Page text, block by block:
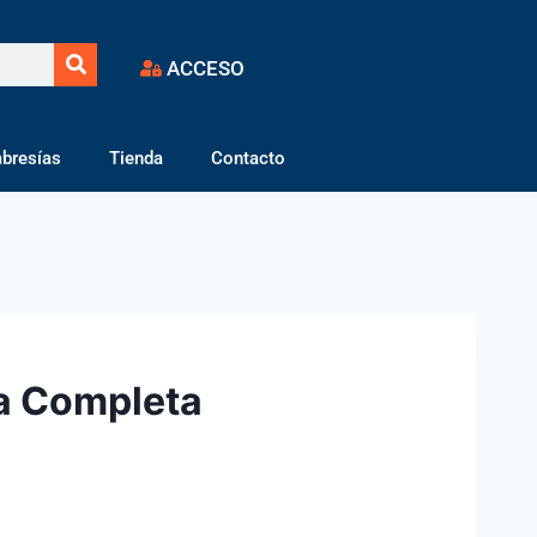
ACCESO
Tienda Contacto
Completa